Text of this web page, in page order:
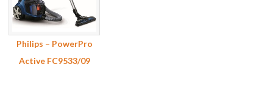
Philips – PowerPro
Active FC9533/09